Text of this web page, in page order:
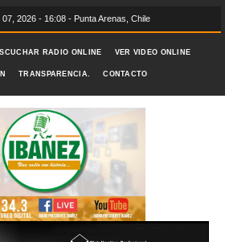
2026 - 16:08 - Punta Arenas, Chile
RADIO ONLINE VER VIDEO ONLINE
TRANSPARENCIA. CONTACTO